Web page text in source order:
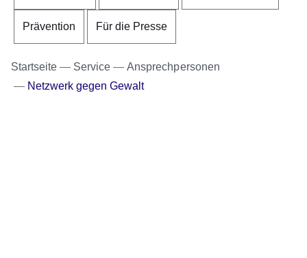
Prävention Für die Presse
Startseite Service
Ansprechpersonen
Netzwerk gegen Gewalt